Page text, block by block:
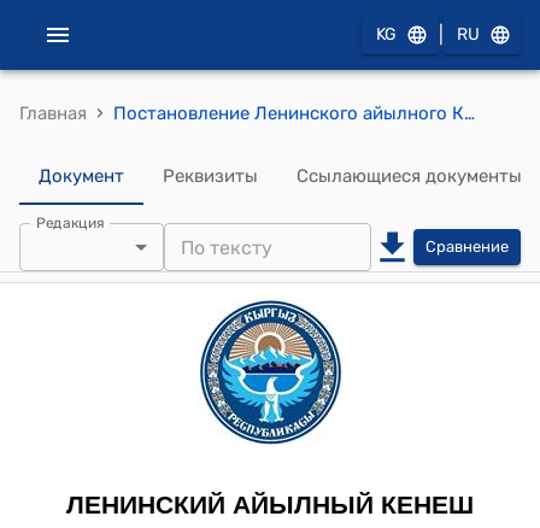
KG RU
Главная › Постановление Ленинского айылного Кенеша от 29- июня 2012 года №28/7 "О выделении земли для сотовой связи ОсОО «Нуртелеком»."
Документ Реквизиты Ссылающиеся документы
Редакция
Сравнение